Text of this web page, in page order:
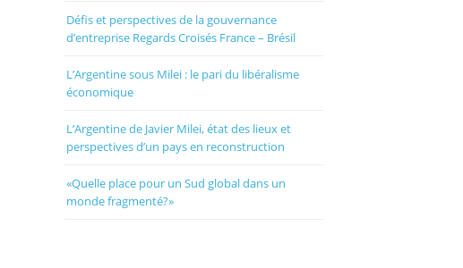
Défis et perspectives de la gouvernance
d’entreprise Regards Croisés France – Brésil
L’Argentine sous Milei : le pari du libéralisme
économique
L’Argentine de Javier Milei, état des lieux et
perspectives d’un pays en reconstruction
«Quelle place pour un Sud global dans un
monde fragmenté?»